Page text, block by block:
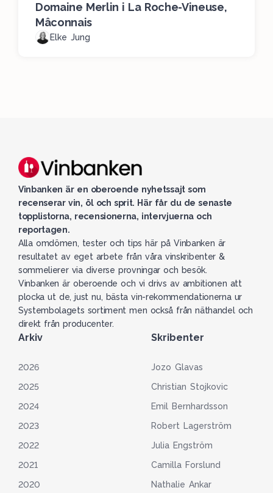
Domaine Merlin i La Roche-Vineuse,
Mâconnais
Elke Jung
Vinbanken är en oberoende nyhetssajt som
recenserar vin, öl och sprit. Här får du de senaste
topplistorna, recensionerna, intervjuerna och
reportagen.
Alla omdömen, tester och tips här på Vinbanken är
resultatet av eget arbete från våra vinskribenter &
sommelierer via diverse provningar och besök.
Vinbanken är oberoende och vi drivs av ambitionen att
plocka ut de, just nu, bästa vin-rekommendationerna ur
Systembolagets sortiment men också från näthandel och
direkt från producenter.
Arkiv
2026
2025
2024
2023
2022
2021
2020
Skribenter
Jozo Glavas
Christian Stojkovic
Emil Bernhardsson
Robert Lagerström
Julia Engström
Camilla Forslund
Nathalie Ankar